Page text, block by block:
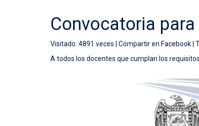
Convocatoria
Visitado: 4891 veces | Compartir en Facebook
A todos los docentes que cumplan los